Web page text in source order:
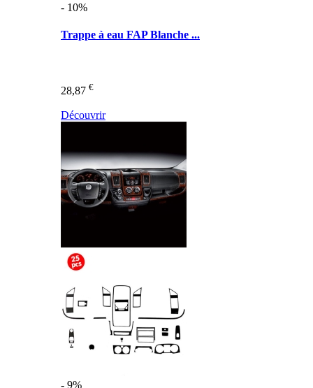
- 10%
Trappe à eau FAP Blanche ...
28,87 €
Découvrir
- 9%